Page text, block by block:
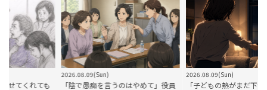
2026.08.09(Sun)
「陰で愚痴を言うのはやめて」役員
2026.08.09(Sun)
「子どもの熱がまだ下がらない」8年